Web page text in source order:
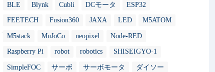
BLE Blynk Cubli DCモータ ESP32
FEETECH Fusion360 JAXA LED M5ATOM
M5stack MuJoCo neopixel Node-RED
Raspberry Pi robot robotics SHISEIGYO-1
SimpleFOC サーボ サーボモータ ダイソー